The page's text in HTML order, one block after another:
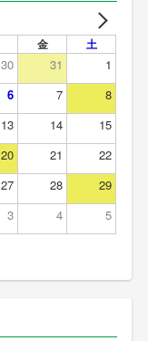
金 土
30 31
1
6 7
8
13 14
15
20 21
22
27 28
29
3 4 5